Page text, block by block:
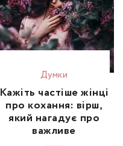
Думки
Кажіть частіше жінці
про кохання: вірш,
який нагадує про
важливе